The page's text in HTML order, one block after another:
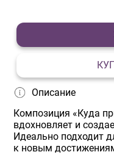
Описание
Композиция «Куда
вдохновляет и
Идеально подходит
к новым